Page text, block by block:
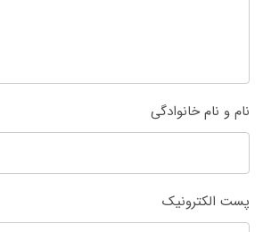
نام و نام خانوادگی
پست الکترونیک